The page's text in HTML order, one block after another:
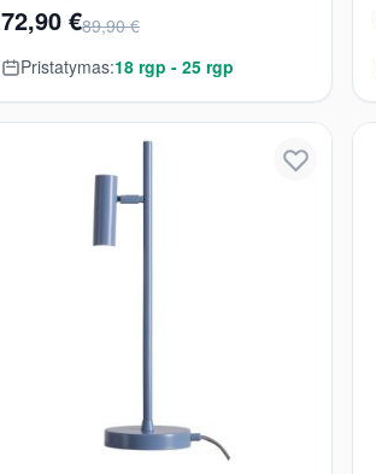
72,90 €89,90 €
Pristatymas:18 rgp - 25 rgp